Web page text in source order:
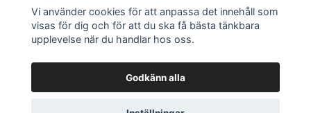
Om köp och returer
Vi använder cookies för att anpassa det innehåll som
visas för dig och för att du ska få bästa tänkbara
upplevelse när du handlar hos oss.
Godkänn alla